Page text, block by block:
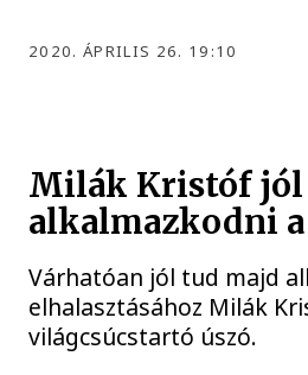
2020. ÁPRILIS 26. 19:10
Milák Kristóf
alkalmazkodni
Várhatóan jól tud majd
elhalasztásához Milák
világcsúcstartó úszó.